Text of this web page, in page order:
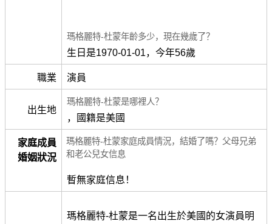
瑪格麗特-杜蒙年齡多少，現在幾歲了？
生日是1970-01-01，今年56歲
職業 演員
出生地
瑪格麗特-杜蒙是哪裡人？
，國籍是美國
家庭成員
婚姻狀況
瑪格麗特-杜蒙家庭成員情況，結婚了嗎？父母兄弟
和老公兒女信息
暫無家庭信息！
瑪格麗特-杜蒙是一名出生於美國的女演員明